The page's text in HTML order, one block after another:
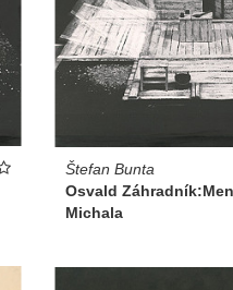
Štefan Bunta
Osvald
Michala